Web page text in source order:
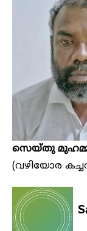
സെയ്തു
(വഴിയോര